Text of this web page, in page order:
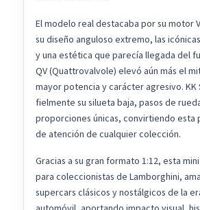
El modelo real destacaba por su motor
su diseño anguloso extremo, las
y una estética que parecía llegada del
QV (Quattrovalvole) elevó aún más el
mayor potencia y carácter agresivo.
fielmente su silueta baja, pasos de
proporciones únicas, convirtiendo esta
de atención de cualquier colección.
Gracias a su gran formato 1:12, esta
para coleccionistas de Lamborghini,
supercars clásicos y nostálgicos de la